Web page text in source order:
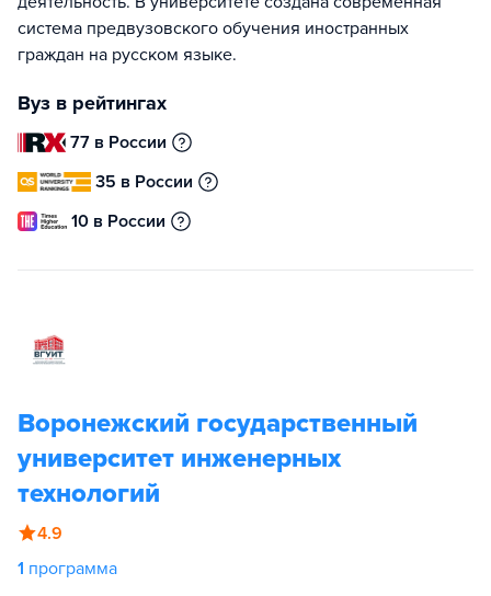
система предвузовского обучения иностранных
граждан на русском языке.
Вуз в рейтингах
77 в России
35 в России
10 в России
Воронежский государственный
университет инженерных
технологий
4.9
1 программа